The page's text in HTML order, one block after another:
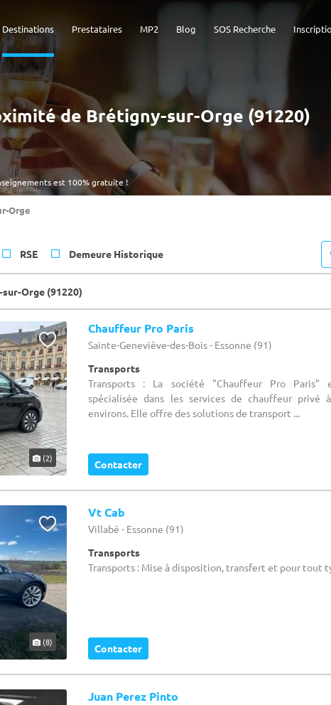
SOS Recherche
Blog
MP2
Prestataires
Destinations
est 100% gratuite !
de Brétigny-sur-Orge (91220)
Orge
RSE Demeure Historique
Orge (91220)
(2)
Chauffeur Pro Paris
Sainte-Geneviève-des-Bois - Essonne (91)
Transports
Transports : La société "Chauffeur Pro Paris"
spécialisée dans les services de chauffeur privé
environs. Elle offre des solutions de transport ...
Contacter
(8)
Vt Cab
Villabé - Essonne (91)
Transports
Transports : Mise à disposition, transfert et pour tout
Contacter
Juan Perez Pinto